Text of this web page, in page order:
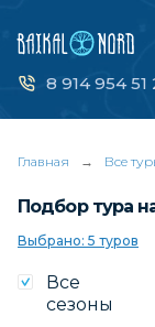
8 914 954 51
Главная → Все
Подбор тура
Выбрано: 5 туров
Все
сезоны